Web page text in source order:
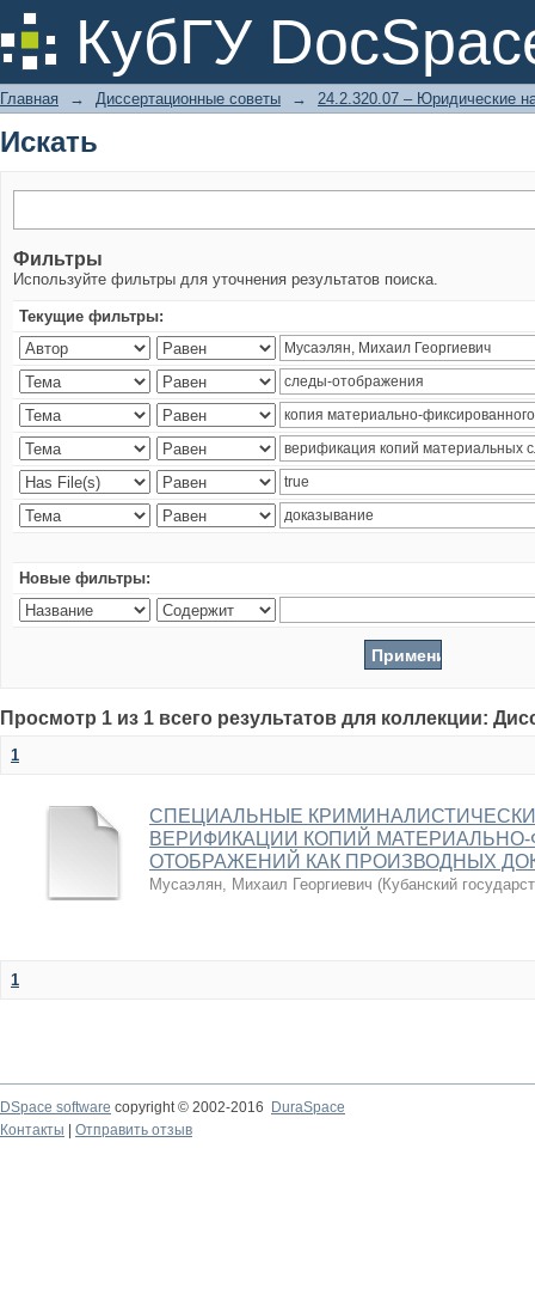
КубГУ
Искать
Главная → Диссертационные советы → 24.2.320.07 – Юридические
Искать
Фильтры
Используйте фильтры для уточнения результатов поиска.
Текущие фильтры:
Новые фильтры:
Просмотр 1 из 1 всего результатов для коллекции:
1
СПЕЦИАЛЬНЫЕ
ВЕРИФИКАЦИИ КОПИЙ
ОТОБРАЖЕНИЙ КАК ПРОИЗВОДНЫХ
Мусаэлян, Михаил Георгиевич (Кубанский
1
DSpace software copyright © 2002-2016
DuraSpace
Контакты
Отправить отзыв